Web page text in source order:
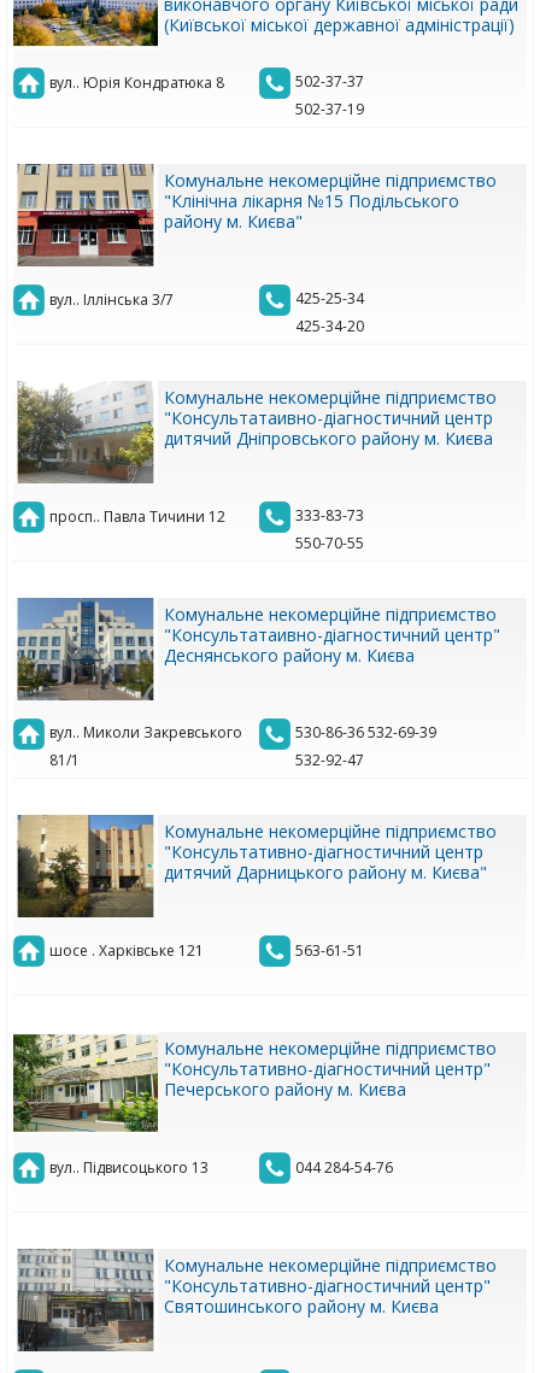
(Київської міської державної адміністрації)
вул.. Юрія Кондратюка 8
502-37-37
502-37-19
Комунальне некомерційне підприємство
"Клінічна лікарня №15 Подільського
району м. Києва"
вул.. Іллінська 3/7
425-25-34
425-34-20
Комунальне некомерційне підприємство
"Консультатаивно-діагностичний центр
дитячий Дніпровського району м. Києва
просп.. Павла Тичини 12
333-83-73
550-70-55
Комунальне некомерційне підприємство
"Консультатаивно-діагностичний центр"
Деснянського району м. Києва
вул.. Миколи Закревського
81/1
530-86-36 532-69-39
532-92-47
Комунальне некомерційне підприємство
"Консультативно-діагностичний центр
дитячий Дарницького району м. Києва"
шосе . Харківське 121 563-61-51
Комунальне некомерційне підприємство
"Консультативно-діагностичний центр"
Печерського району м. Києва
вул.. Підвисоцького 13 044 284-54-76
Комунальне некомерційне підприємство
"Консультативно-діагностичний центр"
Святошинського району м. Києва